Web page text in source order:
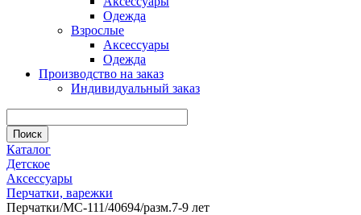
Одежда
Взрослые
Аксессуары
Одежда
Производство на заказ
Индивидуальный заказ
Каталог
Детское
Аксессуары
Перчатки, варежки
Перчатки/МС-111/40694/разм.7-9 лет